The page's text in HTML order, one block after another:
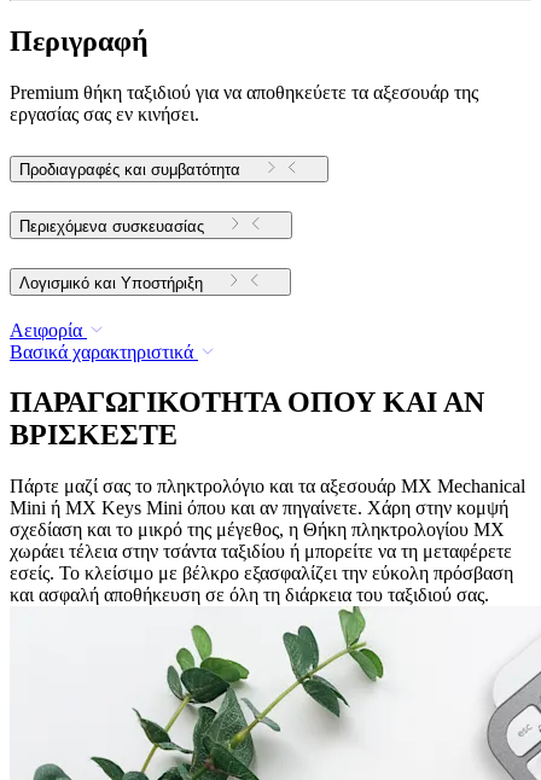
Περιγραφή
Premium θήκη ταξιδιού για να αποθηκεύετε τα αξεσουάρ της
εργασίας σας εν κινήσει.
Προδιαγραφές και συμβατότητα
Περιεχόμενα συσκευασίας
Λογισμικό και Υποστήριξη
Αειφορία
Βασικά χαρακτηριστικά
ΠΑΡΑΓΩΓΙΚΟΤΗΤΑ ΟΠΟΥ ΚΑΙ ΑΝ
ΒΡΙΣΚΕΣΤΕ
Πάρτε μαζί σας το πληκτρολόγιο και τα αξεσουάρ MX Mechanical
Mini ή MX Keys Mini όπου και αν πηγαίνετε. Χάρη στην κομψή
σχεδίαση και το μικρό της μέγεθος, η Θήκη πληκτρολογίου MX
χωράει τέλεια στην τσάντα ταξιδίου ή μπορείτε να τη μεταφέρετε
εσείς. Το κλείσιμο με βέλκρο εξασφαλίζει την εύκολη πρόσβαση
και ασφαλή αποθήκευση σε όλη τη διάρκεια του ταξιδιού σας.